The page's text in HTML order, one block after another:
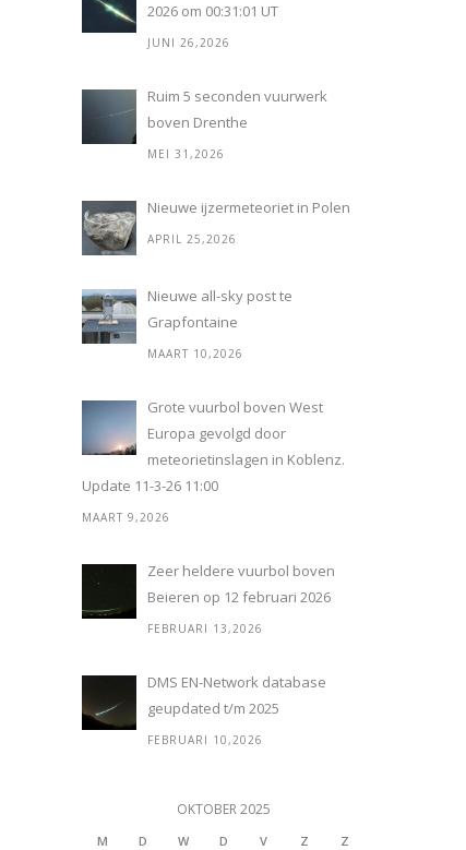
2026 om 00:31:01 UT
JUNI 26,2026
Ruim 5 seconden vuurwerk
boven Drenthe
MEI 31,2026
Nieuwe ijzermeteoriet in Polen
APRIL 25,2026
Nieuwe all-sky post te
Grapfontaine
MAART 10,2026
Grote vuurbol boven West
Europa gevolgd door
meteorietinslagen in Koblenz.
Update 11-3-26 11:00
MAART 9,2026
Zeer heldere vuurbol boven
Beieren op 12 februari 2026
FEBRUARI 13,2026
DMS EN-Network database
geupdated t/m 2025
FEBRUARI 10,2026
OKTOBER 2025
M D W D V Z
Z